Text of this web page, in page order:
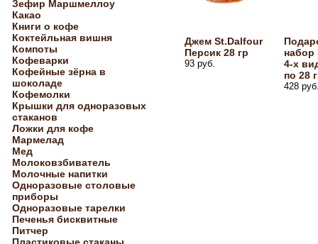
Зефир Маршмеллоу
Какао
Книги о кофе
Коктейльная вишня
Компоты
Кофеварки
Кофейные зёрна в
шоколаде
Кофемолки
Крышки для одноразовых
стаканов
Ложки для кофе
Мармелад
Мед
Молоковзбиватель
Молочные напитки
Одноразовые столовые
приборы
Одноразовые тарелки
Печенья бисквитные
Питчер
Джем St.Dalfour
Персик 28 гр
93 руб.
набор
4-х
по 28
428